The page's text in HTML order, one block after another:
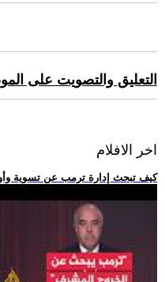
التعليق والتصويت على
اخر الافلام
.. كيف تبحث إدارة ترمب عن تسوية